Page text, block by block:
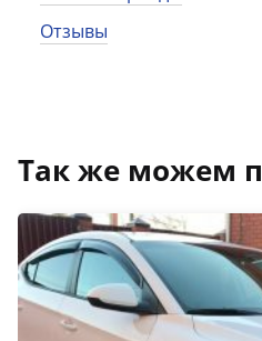
Отзывы
Так же можем